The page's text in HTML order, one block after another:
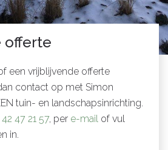
offerte
een vrijblijvende offerte
contact op met Simon
tuin- en landschapsinrichting.
47 21 57, per e-mail of vul
in.